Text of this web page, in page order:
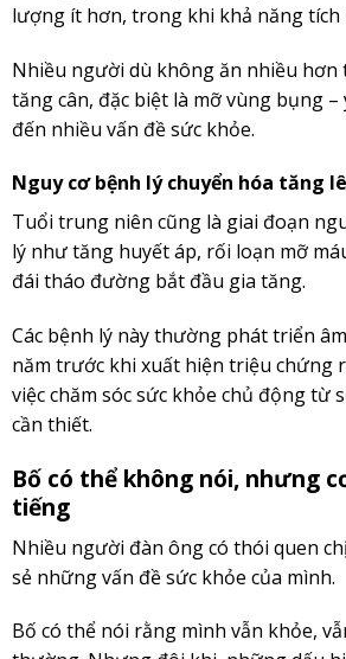
lượng ít hơn, trong khi khả năng tích
Nhiều người dù không ăn nhiều hơn
tăng cân, đặc biệt là mỡ vùng bụng –
đến nhiều vấn đề sức khỏe.
Nguy cơ bệnh lý chuyển hóa tăng
Tuổi trung niên cũng là giai đoạn
lý như tăng huyết áp, rối loạn mỡ
đái tháo đường bắt đầu gia tăng.
Các bệnh lý này thường phát triển
năm trước khi xuất hiện triệu chứng
việc chăm sóc sức khỏe chủ động từ
cần thiết.
Bố có thể không nói, nhưng
tiếng
Nhiều người đàn ông có thói quen
sẻ những vấn đề sức khỏe của mình.
Bố có thể nói rằng mình vẫn khỏe,